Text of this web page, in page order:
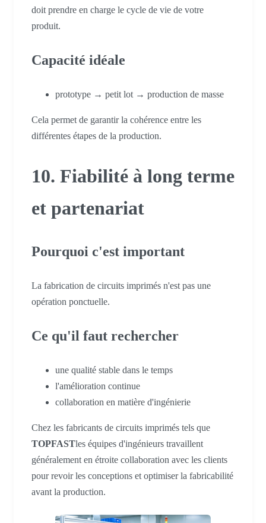
doit prendre en charge le cycle de vie de votre
produit.
Capacité idéale
prototype → petit lot → production de masse
Cela permet de garantir la cohérence entre les
différentes étapes de la production.
10. Fiabilité à long terme
et partenariat
Pourquoi c'est important
La fabrication de circuits imprimés n'est pas une
opération ponctuelle.
Ce qu'il faut rechercher
une qualité stable dans le temps
l'amélioration continue
collaboration en matière d'ingénierie
Chez les fabricants de circuits imprimés tels que
TOPFASTles équipes d'ingénieurs travaillent
généralement en étroite collaboration avec les clients
pour revoir les conceptions et optimiser la fabricabilité
avant la production.